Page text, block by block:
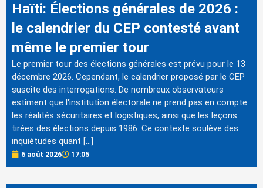
Haïti: Élections générales de 2026 :
le calendrier du CEP contesté avant
même le premier tour
Le premier tour des élections générales est prévu pour le 13
décembre 2026. Cependant, le calendrier proposé par le CEP
suscite des interrogations. De nombreux observateurs
estiment que l'institution électorale ne prend pas en compte
les réalités sécuritaires et logistiques, ainsi que les leçons
tirées des élections depuis 1986. Ce contexte soulève des
inquiétudes quant […]
6 août 2026 17:05